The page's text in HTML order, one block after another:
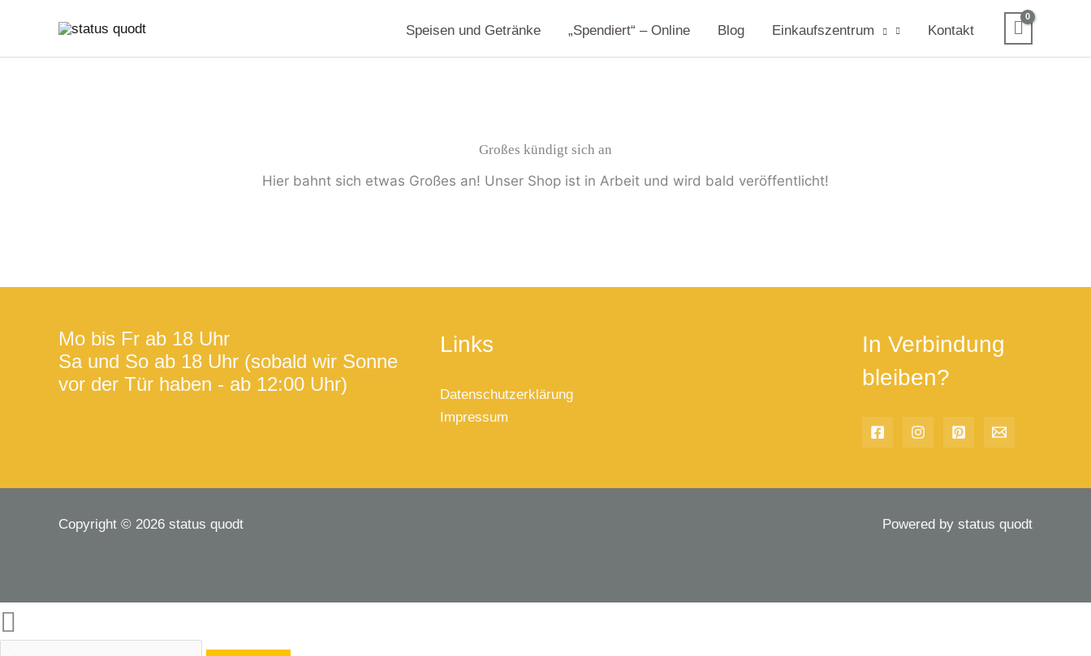
springen
Speisen und Getränke „Spendiert“ – Online Blog Einkaufszentrum Kontakt
Großes kündigt sich an
Hier bahnt sich etwas Großes an! Unser Shop ist in Arbeit und wird bald veröffentlicht!
Mo bis Fr ab 18 Uhr
Sa und So ab 18 Uhr (sobald wir Sonne
vor der Tür haben - ab 12:00 Uhr)
Links
Datenschutzerklärung
Impressum
In Verbindung
bleiben?
Copyright © 2026 status quodt Powered by status quodt